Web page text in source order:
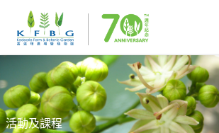
活動及課程